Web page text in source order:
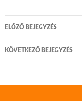
Bejegyzés
navigáció
ELŐZŐ BEJEGYZÉS
KÖVETKEZŐ BEJEGYZÉS